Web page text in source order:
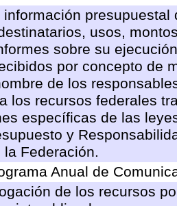
información
usos,
sobre su
por concepto de
de los
los recursos federales
específicas de las
y
Federación.
Anual de
de los recursos